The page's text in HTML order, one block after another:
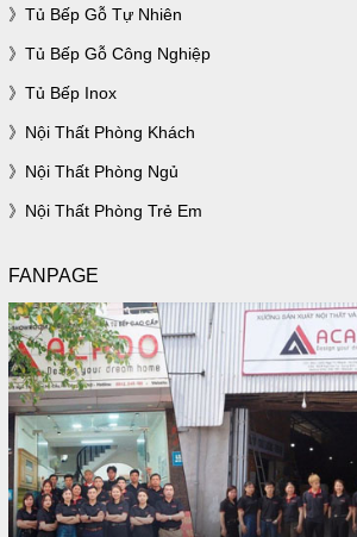
Tủ Bếp Gỗ Tự Nhiên
Tủ Bếp Gỗ Công Nghiệp
Tủ Bếp Inox
Nội Thất Phòng Khách
Nội Thất Phòng Ngủ
Nội Thất Phòng Trẻ Em
FANPAGE